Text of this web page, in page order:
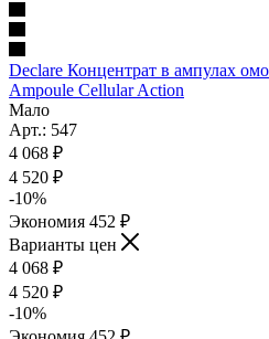
Declare Концентрат в ампулах
Ampoule Cellular Action
Мало
Арт.: 547
4 068 ₽
4 520 ₽
-10%
Экономия 452 ₽
Варианты цен
4 068 ₽
4 520 ₽
-10%